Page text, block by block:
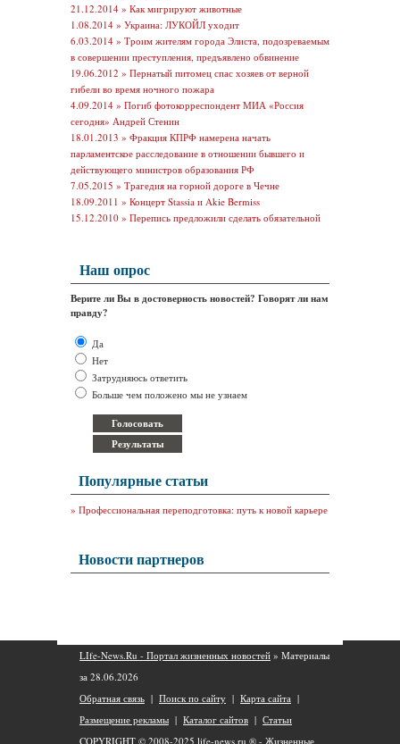
21.12.2014 » Как мигрируют животные
1.08.2014 » Украина: ЛУКОЙЛ уходит
6.03.2014 » Троим жителям города Элиста, подозреваемым
в совершении преступления, предъявлено обвинение
19.06.2012 » Пернатый питомец спас хозяев от верной
гибели во время ночного пожара
4.09.2014 » Погиб фотокорреспондент МИА «Россия
сегодня» Андрей Стенин
18.01.2013 » Фракция КПРФ намерена начать
парламентское расследование в отношении бывшего и
действующего министров образования РФ
7.05.2015 » Трагедия на горной дороге в Чечне
18.09.2011 » Концерт Stassia и Akie Bermiss
15.12.2010 » Перепись предложили сделать обязательной
Наш опрос
Верите ли Вы в достоверность новостей? Говорят ли нам
правду?
Да
Нет
Затрудняюсь ответить
Больше чем положено мы не узнаем
Популярные статьи
» Профессиональная переподготовка: путь к новой карьере
Новости партнеров
LIfe-News.Ru - Портал жизненных новостей » Материалы
за 28.06.2026
Обратная связь | Поиск по сайту | Карта сайта |
Размещение рекламы | Каталог сайтов | Статьи
COPYRIGHT © 2008-2025 life-news.ru ® - Жизненные